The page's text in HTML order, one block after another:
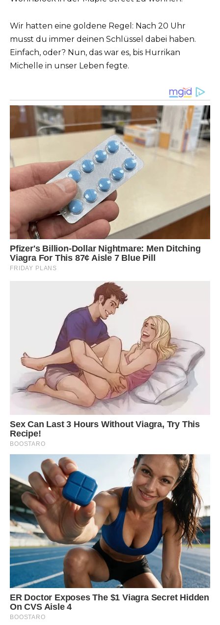
Wir hatten eine goldene Regel: Nach 20 Uhr
musst du immer deinen Schlüssel dabei haben.
Einfach, oder? Nun, das war es, bis Hurrikan
Michelle in unser Leben fegte.